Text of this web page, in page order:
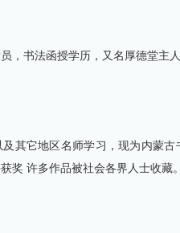
，书法函授学历，又名厚德堂主人
其它地区名师学习，现为内蒙
奖 许多作品被社会各界人士收藏。